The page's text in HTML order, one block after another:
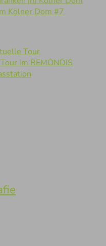
Kölner Dom #7
Tour
im REMONDIS